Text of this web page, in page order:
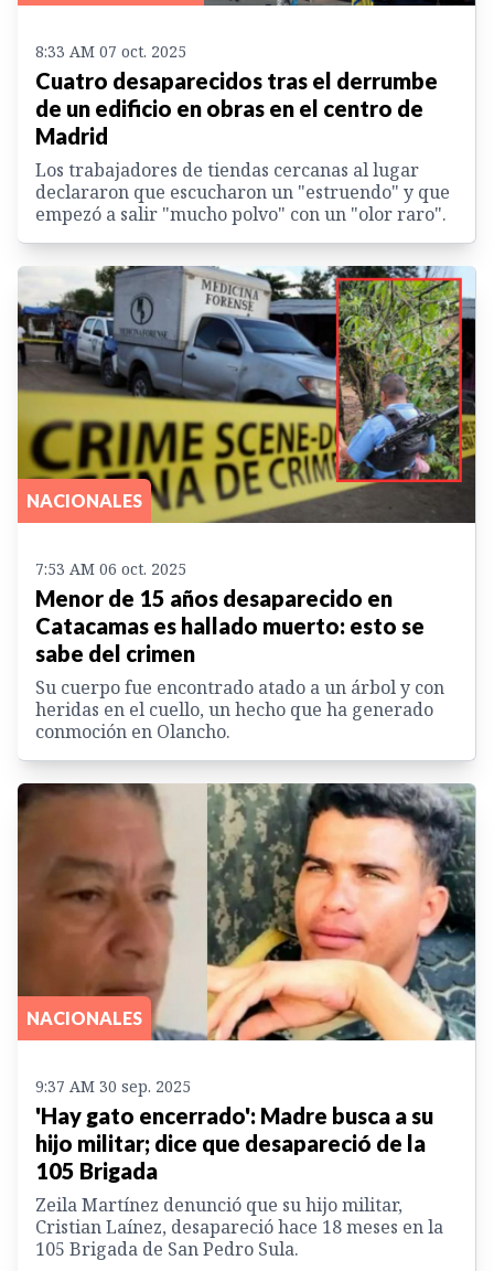
8:33 AM 07 oct. 2025
Cuatro desaparecidos tras el derrumbe
de un edificio en obras en el centro de
Madrid
Los trabajadores de tiendas cercanas al lugar
declararon que escucharon un "estruendo" y que
empezó a salir "mucho polvo" con un "olor raro".
NACIONALES
7:53 AM 06 oct. 2025
Menor de 15 años desaparecido en
Catacamas es hallado muerto: esto se
sabe del crimen
Su cuerpo fue encontrado atado a un árbol y con
heridas en el cuello, un hecho que ha generado
conmoción en Olancho.
NACIONALES
9:37 AM 30 sep. 2025
'Hay gato encerrado': Madre busca a su
hijo militar; dice que desapareció de la
105 Brigada
Zeila Martínez denunció que su hijo militar,
Cristian Laínez, desapareció hace 18 meses en la
105 Brigada de San Pedro Sula.